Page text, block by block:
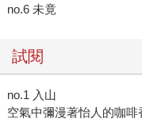
no.6 未竟
試閱
no.1 入山
空氣中彌漫著怡人的咖啡